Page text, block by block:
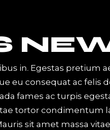
in. Egestas pretium
eu consequat ac felis
fames ac turpis
tortor condimentum
sit amet massa